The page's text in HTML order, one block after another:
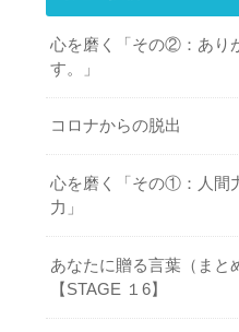
心を磨く「その②：あり
す。」
コロナからの脱出
心を磨く「その①：人間
力」
あなたに贈る言葉（まと
【STAGE １6】